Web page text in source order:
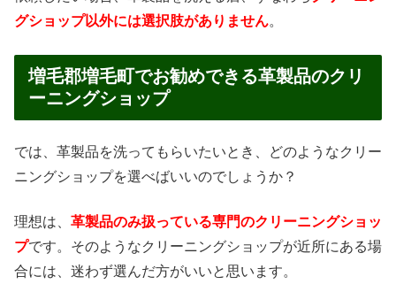
グショップ以外には選択肢がありません。
増毛郡増毛町でお勧めできる革製品のクリ
ーニングショップ
では、革製品を洗ってもらいたいとき、どのようなクリー
ニングショップを選べばいいのでしょうか？
理想は、 革製品のみ扱っている専門のクリーニングショッ
プです。そのようなクリーニングショップが近所にある場
合には、迷わず選んだ方がいいと思います。